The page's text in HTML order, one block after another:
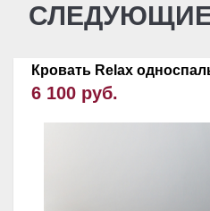
СЛЕДУЮЩИЕ
Кровать Relax
6 100 руб.